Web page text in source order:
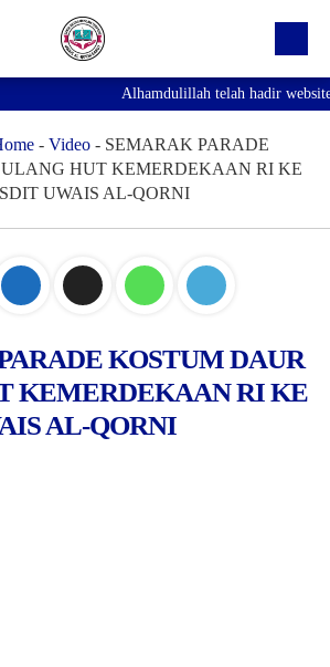
Alhamdulillah telah hadir
- Video- SEMARAK PARADE
HUT KEMERDEKAAN RI KE
UWAIS AL-QORNI
KOSTUM DAUR
KEMERDEKAAN RI KE
AL-QORNI